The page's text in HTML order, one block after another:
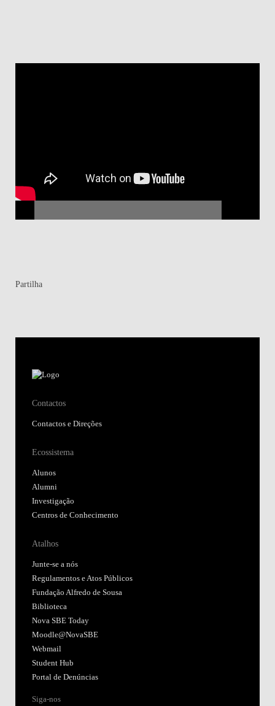
Partilha
Contactos
Contactos e Direções
Ecossistema
Alunos
Alumni
Investigação
Centros de Conhecimento
Atalhos
Junte-se a nós
Regulamentos e Atos Públicos
Fundação Alfredo de Sousa
Biblioteca
Nova SBE Today
Moodle@NovaSBE
Webmail
Student Hub
Portal de Denúncias
Siga-nos